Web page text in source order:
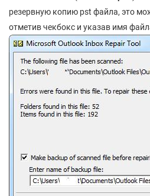
резервную копию pst файла, это
отметив чекбокс и указав имя